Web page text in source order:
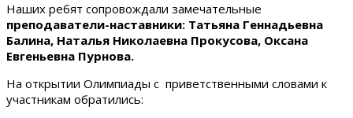
Наших ребят сопровождали замечательные
преподаватели-наставники: Татьяна Геннадьевна
Балина, Наталья Николаевна Прокусова, Оксана
Евгеньевна Пурнова.
На открытии Олимпиады с приветственными словами к
участникам обратились: